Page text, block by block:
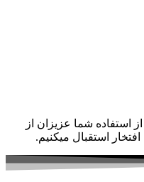
استفاده شما عزیزان از
استقبال میکنیم.